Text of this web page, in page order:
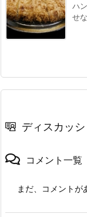
ハ
せ
ディスカッ
コメント一覧
まだ、コメントが